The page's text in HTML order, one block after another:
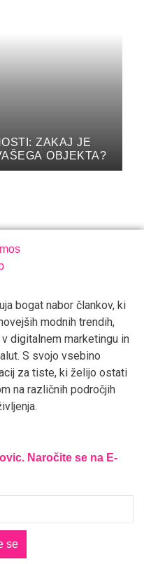
ZAKAJ JE
OBJEKTA?
bogat nabor člankov, ki
modnih trendih,
digitalnem marketingu in
S svojo vsebino
za tiste, ki želijo ostati
na različnih področjih
Naročite se na E-
se